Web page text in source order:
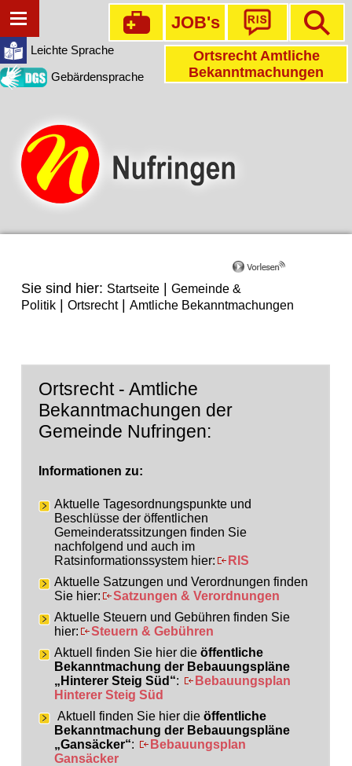
Leichte Sprache
Gebärdensprache
JOB's
Ortsrecht Amtliche
Bekanntmachungen
Sie sind hier: Startseite| Gemeinde &
Politik| Ortsrecht| Amtliche Bekanntmachungen
Ortsrecht - Amtliche
Bekanntmachungen der
Gemeinde Nufringen:
Informationen zu:
Aktuelle Tagesordnungspunkte und
Beschlüsse der öffentlichen
Gemeinderatssitzungen finden Sie
nachfolgend und auch im
Ratsinformationssystem hier:
RIS
Aktuelle Satzungen und Verordnungen finden
Sie hier:
Satzungen & Verordnungen
Aktuelle Steuern und Gebühren finden Sie
hier:
Steuern & Gebühren
Aktuell finden Sie hier die öffentliche
Bekanntmachung der Bebauungspläne
„Hinterer Steig Süd“:
Bebauungsplan
Hinterer Steig Süd
Aktuell finden Sie hier die öffentliche
Bekanntmachung der Bebauungspläne
„Gansäcker“:
Bebauungsplan
Gansäcker